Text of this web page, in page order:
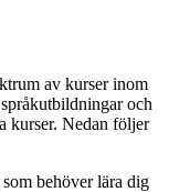
av kurser inom
och
kurser. Nedan följer
behöver lära dig